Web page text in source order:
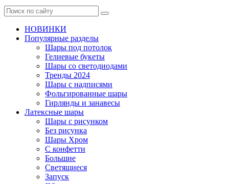
НОВИНКИ
Популярные разделы
Шары под потолок
Гелиевые букеты
Шары со светодиодами
Тренды 2024
Шары с надписями
Фольгированные шары
Гирлянды и занавесы
Латексные шары
Шары с рисунком
Без рисунка
Шары Хром
C конфетти
Большие
Светящиеся
Запуск